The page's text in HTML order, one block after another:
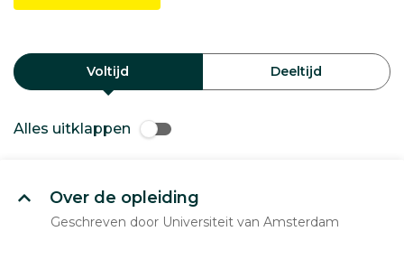
Voltijd Deeltijd
Alles uitklappen
Over de opleiding
Geschreven door Universiteit van Amsterdam